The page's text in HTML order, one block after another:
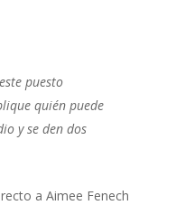
puesto
quién puede
y se den dos
a Aimee Fenech